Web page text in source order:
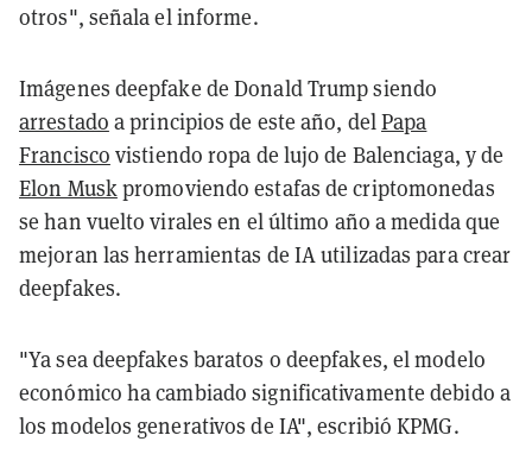
otros", señala el informe.
Imágenes deepfake de Donald Trump siendo
arrestado a principios de este año, delPapa
Francisco vistiendo ropa de lujo de Balenciaga, y de
Elon Muskpromoviendo estafas de criptomonedas
se han vuelto virales en el último año a medida que
mejoran las herramientas de IA utilizadas para crear
deepfakes.
"Ya sea deepfakes baratos o deepfakes, el modelo
económico ha cambiado significativamente debido a
los modelos generativos de IA", escribió KPMG.